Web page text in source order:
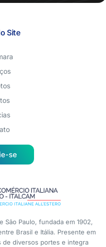
Site
se
São Paulo, fundada em 1902,
Brasil e Itália. Presente em
de diversos portes e integra